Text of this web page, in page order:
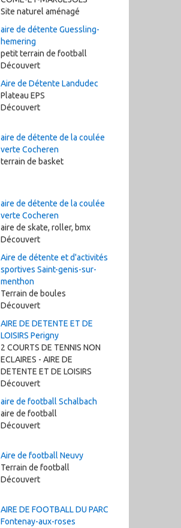
Site naturel aménagé
aire de détente Guessling-
hemering
petit terrain de football
Découvert
Aire de Détente Landudec
Plateau EPS
Découvert
aire de détente de la coulée
verte Cocheren
terrain de basket
aire de détente de la coulée
verte Cocheren
aire de skate, roller, bmx
Découvert
Aire de détente et d'activités
sportives Saint-genis-sur-
menthon
Terrain de boules
Découvert
AIRE DE DETENTE ET DE
LOISIRS Perigny
2 COURTS DE TENNIS NON
ECLAIRES - AIRE DE
DETENTE ET DE LOISIRS
Découvert
aire de football Schalbach
aire de football
Découvert
Aire de football Neuvy
Terrain de football
Découvert
AIRE DE FOOTBALL DU PARC
Fontenay-aux-roses